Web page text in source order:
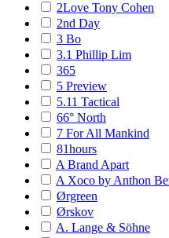
2Love Tony Cohen
2nd Day
3 Bo
3.1 Phillip Lim
365
5 Preview
5.11 Tactical
66° North
7 For All Mankind
81hours
A Brand Apart
A Xoco by Anthon
Ørgreen
Ørskov
A. Lange & Söhne